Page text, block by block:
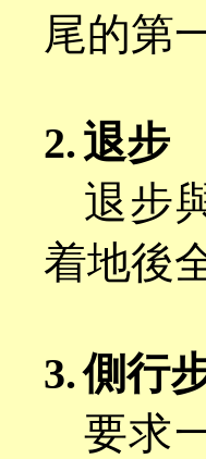
尾的第
2.退步
退步
着地後
3.側行
要求